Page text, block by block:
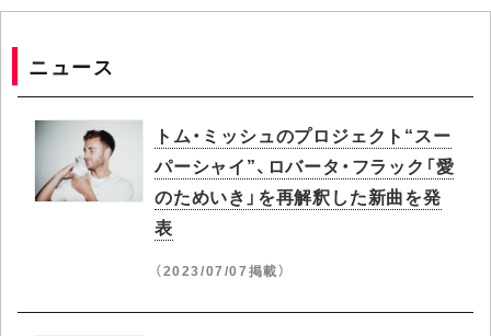
ニュース
トム・ミッシュのプロジェクト“スー
パーシャイ”、ロバータ・フラック「愛
のためいき」を再解釈した新曲を発
表
（2023/07/07掲載）